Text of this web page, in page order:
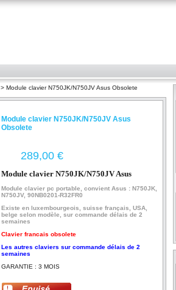
> Module clavier N750JK/N750JV Asus Obsolete
Module clavier N750JK/N750JV Asus
Obsolete
€
Module clavier N750JK/N750JV Asus
Module clavier pc portable, convient Asus : N750JK,
N750JV, 90NB0201-R32FR0
Existe en luxembourgeois, suisse français, USA,
belge selon modèle, sur commande délais de 2
semaines
Clavier francais obsolete
Les autres claviers sur commande délais de 2
semaines
GARANTIE : 3 MOIS